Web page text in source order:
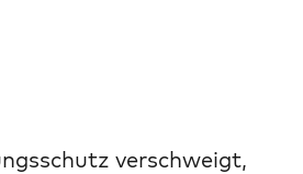
verschweigt,